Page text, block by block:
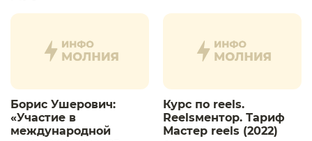
Борис Ушерович:
«Участие в
международной
Курс по reels.
Reelsментор. Тариф
Мастер reels (2022)